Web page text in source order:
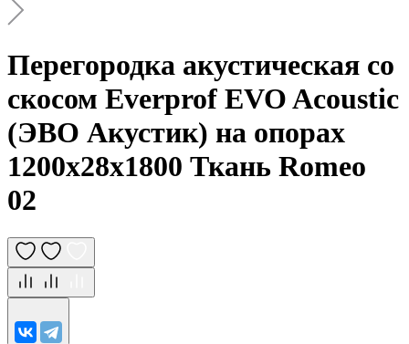
Перегородка акустическая со
скосом Everprof EVO Acoustic
(ЭВО Акустик) на опорах
1200х28х1800 Ткань Romeo
02